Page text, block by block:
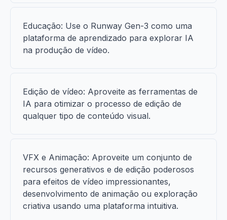
Educação: Use o Runway Gen-3 como uma
plataforma de aprendizado para explorar IA
na produção de vídeo.
Edição de vídeo: Aproveite as ferramentas de
IA para otimizar o processo de edição de
qualquer tipo de conteúdo visual.
VFX e Animação: Aproveite um conjunto de
recursos generativos e de edição poderosos
para efeitos de vídeo impressionantes,
desenvolvimento de animação ou exploração
criativa usando uma plataforma intuitiva.